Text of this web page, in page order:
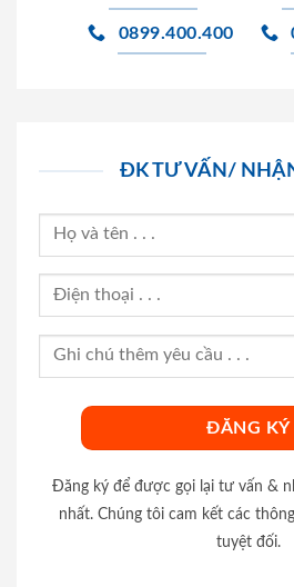
0899.400.400
ĐK TƯ VẤN/
Đăng ký để được gọi lại tư vấn &
nhất. Chúng tôi cam kết các
tuyệt đối.